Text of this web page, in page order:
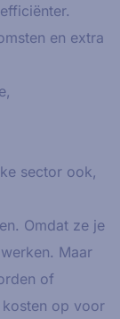
en extra
sector ook,
Omdat ze je
Maar
of
op voor